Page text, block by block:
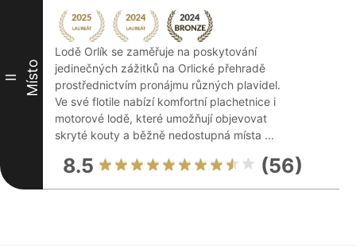
II Místo
Lodě Orlík se zaměřuje na poskytování
jedinečných zážitků na Orlické přehradě
prostřednictvím pronájmu různých plavidel.
Ve své flotile nabízí komfortní plachetnice i
motorové lodě, které umožňují objevovat
skryté kouty a běžně nedostupná místa ...
8.5 (56)